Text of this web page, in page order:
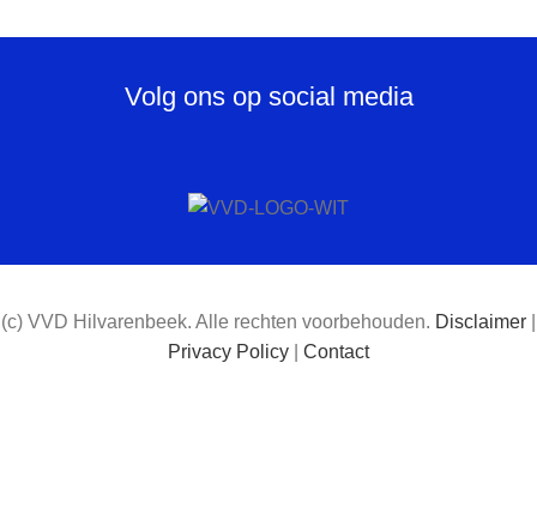
Volg ons op social media
(c) VVD Hilvarenbeek. Alle rechten voorbehouden. Disclaimer
Privacy Policy
Contact